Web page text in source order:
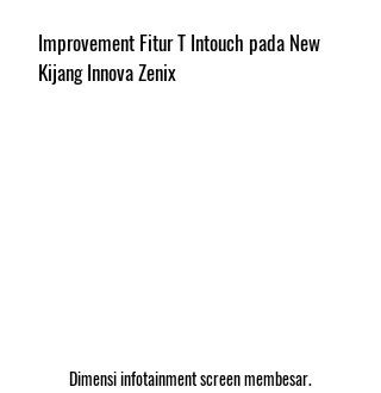
Improvement Fitur T Intouch pada New
Kijang Innova Zenix
Dimensi infotainment screen membesar.